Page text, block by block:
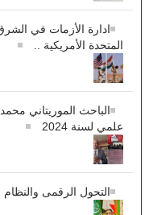
ادارة الأزمات في
المتحدة الأمريكية ..
الباحث الموريتاني
علمي لسنة 2024
التحول الرقمى